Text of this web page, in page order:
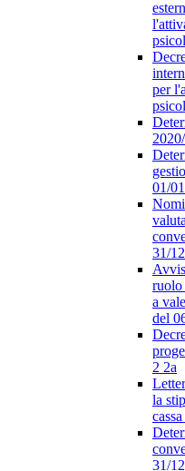
per
01/
31/
ruolo
a
del
2 2a
la
31/